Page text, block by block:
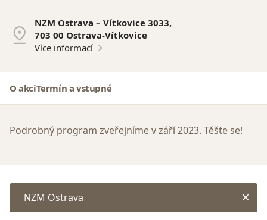
NZM Ostrava – Vítkovice 3033,
703 00 Ostrava-Vítkovice
Více informací
O akciTermín a vstupné
Podrobný program zveřejníme v září 2023. Těšte se!
NZM Ostrava